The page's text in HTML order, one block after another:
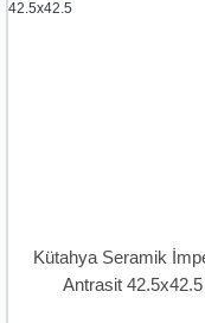
Kütahya Seramik
Antrasit 42.5x42.5